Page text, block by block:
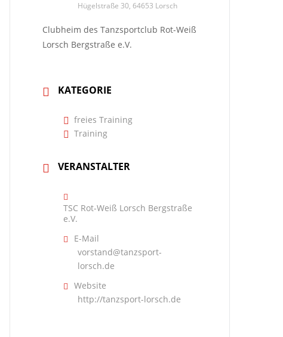
Hügelstraße 30, 64653 Lorsch
Clubheim des Tanzsportclub Rot-Weiß
Lorsch Bergstraße e.V.
KATEGORIE
freies Training
Training
VERANSTALTER
TSC Rot-Weiß Lorsch Bergstraße
e.V.
E-Mail
vorstand@tanzsport-
lorsch.de
Website
http://tanzsport-lorsch.de